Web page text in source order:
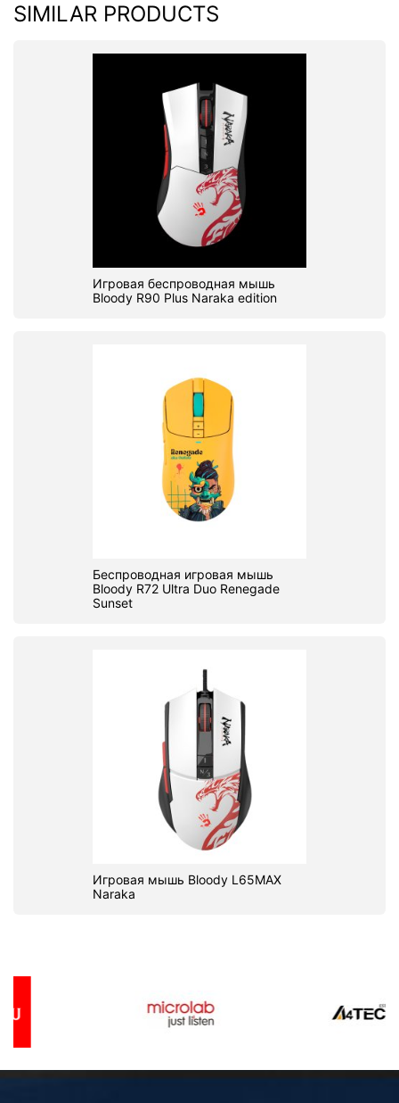
SIMILAR PRODUCTS
Игровая беспроводная мышь
Bloody R90 Plus Naraka edition
Беспроводная игровая мышь
Bloody R72 Ultra Duo Renegade
Sunset
Игровая мышь Bloody L65MAX
Naraka